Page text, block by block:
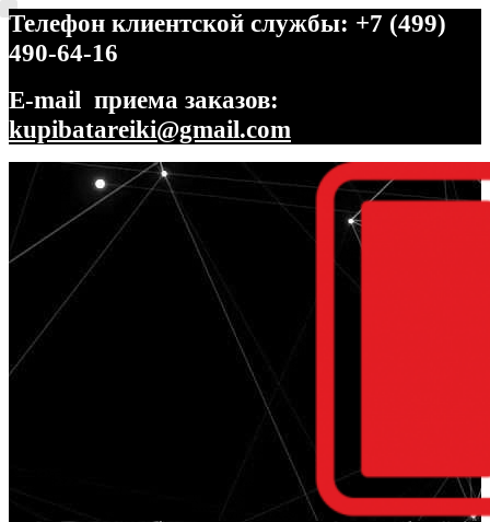
Телефон клиентской службы: +7 (499)
490-64-16
E-mail приема заказов:
kupibatareiki@gmail.com
Перейти
навигации
Перейти
содержимому